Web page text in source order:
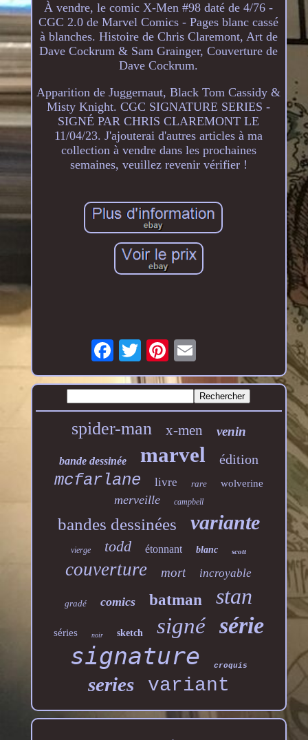
À vendre, le comic X-Men #98 daté de 4/76 -
CGC 2.0 de Marvel Comics - Pages blanc cassé
à blanches. Histoire de Chris Claremont, Art de
Dave Cockrum & Sam Grainger, Couverture de
Dave Cockrum.
Apparition de Juggernaut, Black Tom Cassidy &
Misty Knight. CGC SIGNATURE SERIES -
SIGNÉ PAR CHRIS CLAREMONT LE
11/04/23. J'ajouterai d'autres articles à ma
collection à vendre dans les prochaines
semaines, veuillez revenir vérifier !
spider-man x-men venin
bande dessinée marvel édition
mcfarlane livre rare wolverine
merveille campbell
bandes dessinées variante
vierge todd étonnant blanc scott
couverture mort incroyable
gradé comics batman stan
séries noir sketch signé série
signature croquis
series variant